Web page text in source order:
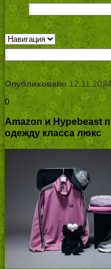
Опубликовано
0
Amazon и Hypebeast
одежду класса люкс